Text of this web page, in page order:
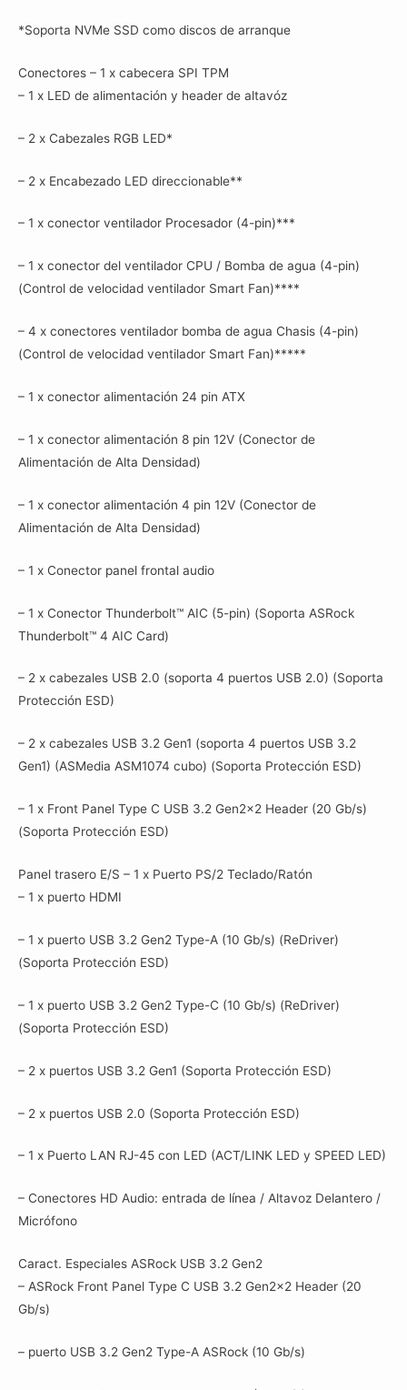
*Soporta NVMe SSD como discos de arranque
Conectores – 1 x cabecera SPI TPM
– 1 x LED de alimentación y header de altavóz
– 2 x Cabezales RGB LED*
– 2 x Encabezado LED direccionable**
– 1 x conector ventilador Procesador (4-pin)***
– 1 x conector del ventilador CPU / Bomba de agua (4-pin)
(Control de velocidad ventilador Smart Fan)****
– 4 x conectores ventilador bomba de agua Chasis (4-pin)
(Control de velocidad ventilador Smart Fan)*****
– 1 x conector alimentación 24 pin ATX
– 1 x conector alimentación 8 pin 12V (Conector de
Alimentación de Alta Densidad)
– 1 x conector alimentación 4 pin 12V (Conector de
Alimentación de Alta Densidad)
– 1 x Conector panel frontal audio
– 1 x Conector Thunderbolt™ AIC (5-pin) (Soporta ASRock
Thunderbolt™ 4 AIC Card)
– 2 x cabezales USB 2.0 (soporta 4 puertos USB 2.0) (Soporta
Protección ESD)
– 2 x cabezales USB 3.2 Gen1 (soporta 4 puertos USB 3.2
Gen1) (ASMedia ASM1074 cubo) (Soporta Protección ESD)
– 1 x Front Panel Type C USB 3.2 Gen2x2 Header (20 Gb/s)
(Soporta Protección ESD)
Panel trasero E/S – 1 x Puerto PS/2 Teclado/Ratón
– 1 x puerto HDMI
– 1 x puerto USB 3.2 Gen2 Type-A (10 Gb/s) (ReDriver)
(Soporta Protección ESD)
– 1 x puerto USB 3.2 Gen2 Type-C (10 Gb/s) (ReDriver)
(Soporta Protección ESD)
– 2 x puertos USB 3.2 Gen1 (Soporta Protección ESD)
– 2 x puertos USB 2.0 (Soporta Protección ESD)
– 1 x Puerto LAN RJ-45 con LED (ACT/LINK LED y SPEED LED)
– Conectores HD Audio: entrada de línea / Altavoz Delantero /
Micrófono
Caract. Especiales ASRock USB 3.2 Gen2
– ASRock Front Panel Type C USB 3.2 Gen2x2 Header (20
Gb/s)
– puerto USB 3.2 Gen2 Type-A ASRock (10 Gb/s)